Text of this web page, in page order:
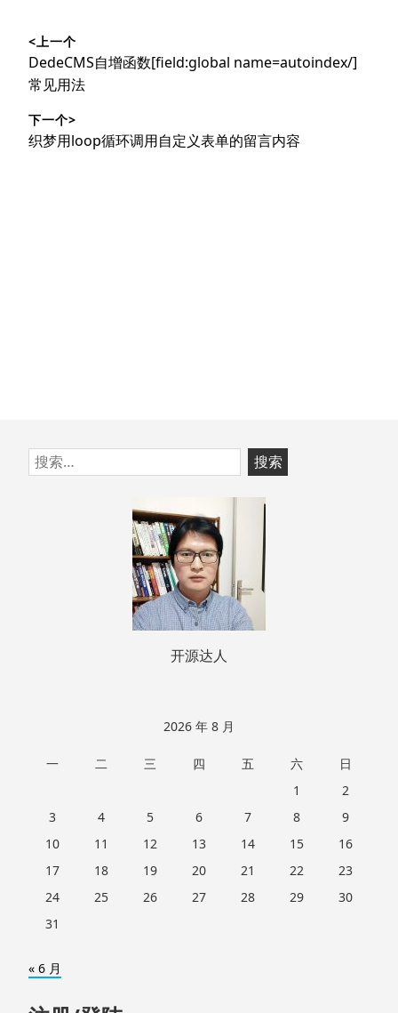
章
导
航
<上一个
上
篇
章：
DedeCMS自增函数[field:global name=autoindex/]
常见用法
下一个>
下
织梦用loop循环调用自定义表单的留言内容
跳
至
搜
索：
开源达人
2026 年 8 月
一 二 三 四 五 六
日
1
2
3
4 5 6 7 8
9
10
11 12 13 14 15
16
17
18 19 20 21 22
23
24
25 26 27 28 29
30
31
« 6 月